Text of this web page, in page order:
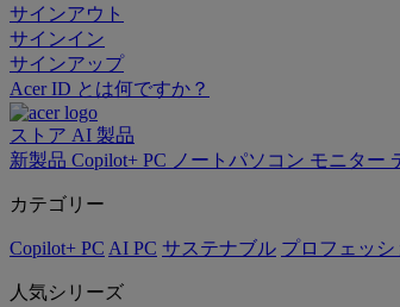
サインアウト
サインイン
サインアップ
Acer ID とは何ですか？
ストア AI 製品
新製品 Copilot+ PC ノートパソコン モニター
カテゴリー
Copilot+ PC AI PC サステナブル プロフェッシ
人気シリーズ